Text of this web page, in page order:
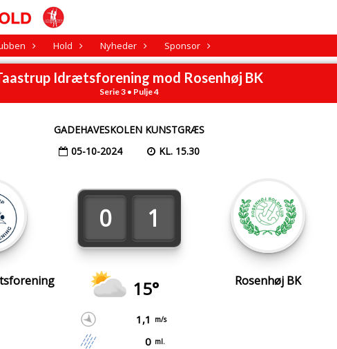
Hold Nyheder Sponsor
Idrætsforening mod Rosenhøj BK
Serie 3 • Pulje 4
GADEHAVESKOLEN KUNSTGRÆS
05-10-2024
KL. 15.30
0 1
15°
1,1 m/s
0 ml.
Rosenhøj BK